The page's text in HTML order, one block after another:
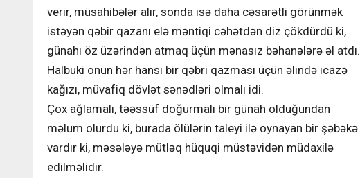
verir, müsahibələr alır, sonda isə daha cəsarətli görünmək
istəyən qəbir qazanı elə məntiqi cəhətdən diz çökdürdü ki,
günahı öz üzərindən atmaq üçün mənasız bəhanələrə əl atdı.
Halbuki onun hər hansı bir qəbri qazması üçün əlində icazə
kağızı, müvafiq dövlət sənədləri olmalı idi.
Çox ağlamalı, təəssüf doğurmalı bir günah olduğundan
məlum olurdu ki, burada ölülərin taleyi ilə oynayan bir şəbəkə
vardır ki, məsələyə mütləq hüquqi müstəvidən müdaxilə
edilməlidir.